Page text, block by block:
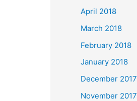
April 2018
March 2018
February 2018
January 2018
December 2017
November 2017